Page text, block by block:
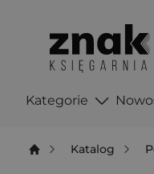
Kategorie
Katalog